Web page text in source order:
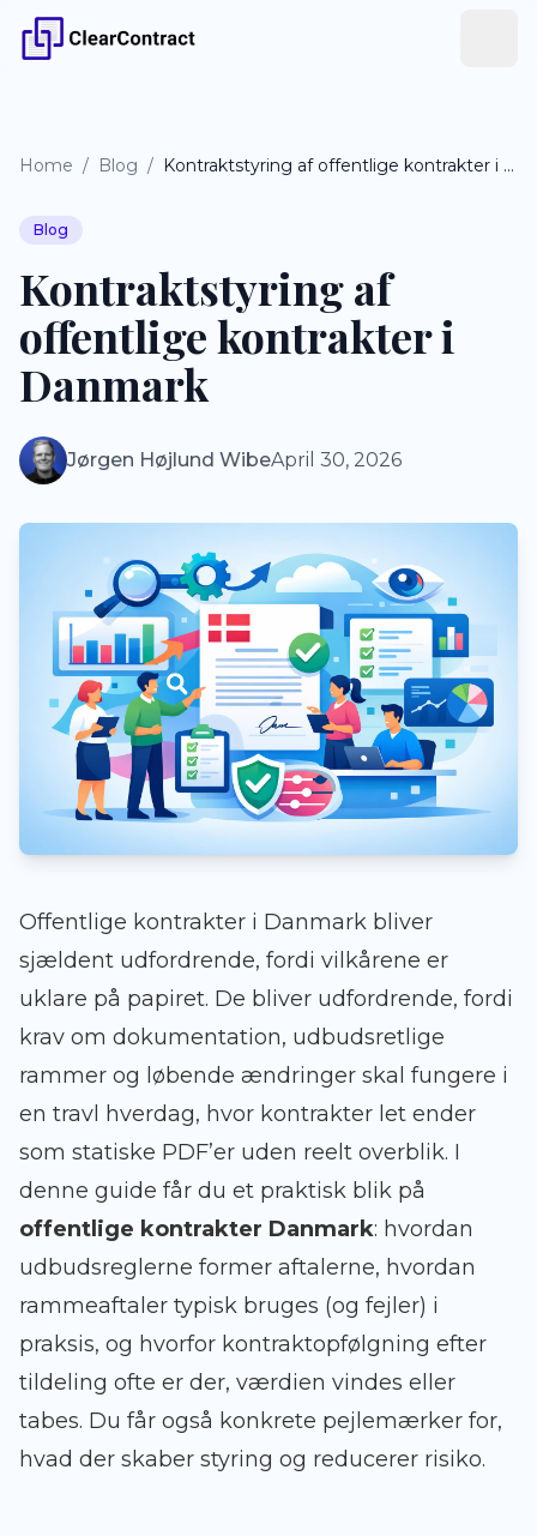
Home / Blog / Kontraktstyring af offentlige kontrakter i Danmark
Blog
Kontraktstyring af
offentlige kontrakter i
Danmark
Jørgen Højlund WibeApril 30, 2026
Offentlige kontrakter i Danmark bliver
sjældent udfordrende, fordi vilkårene er
uklare på papiret. De bliver udfordrende, fordi
krav om dokumentation, udbudsretlige
rammer og løbende ændringer skal fungere i
en travl hverdag, hvor kontrakter let ender
som statiske PDF’er uden reelt overblik. I
denne guide får du et praktisk blik på
offentlige kontrakter Danmark: hvordan
udbudsreglerne former aftalerne, hvordan
rammeaftaler typisk bruges (og fejler) i
praksis, og hvorfor kontraktopfølgning efter
tildeling ofte er der, værdien vindes eller
tabes. Du får også konkrete pejlemærker for,
hvad der skaber styring og reducerer risiko.